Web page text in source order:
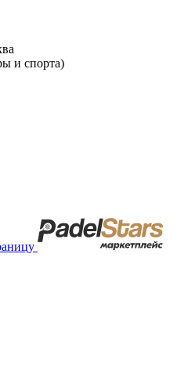
и спорта)